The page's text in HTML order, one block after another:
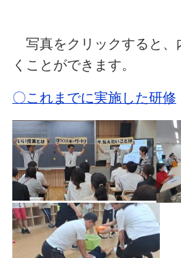
写真をクリックすると、
くことができます。
〇これまでに実施した研修